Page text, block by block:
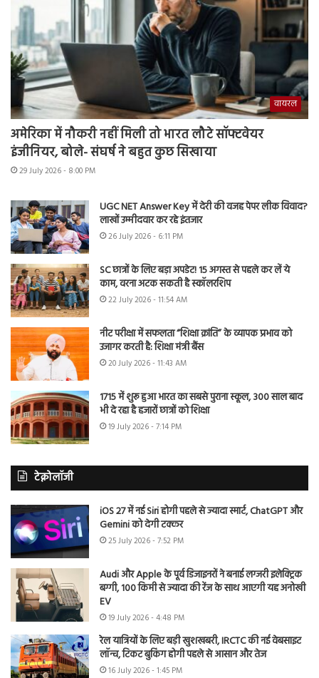
वायरल
अमेरिका में नौकरी नहीं मिली तो भारत लौटे सॉफ्टवेयर
इंजीनियर, बोले- संघर्ष ने बहुत कुछ सिखाया
29 July 2026 - 8:00 PM
UGC NET Answer Key में देरी की वजह पेपर लीक विवाद?
लाखों उम्मीदवार कर रहे इंतजार
26 July 2026 - 6:11 PM
SC छात्रों के लिए बड़ा अपडेट! 15 अगस्त से पहले कर लें ये
काम, वरना अटक सकती है स्कॉलरशिप
22 July 2026 - 11:54 AM
नीट परीक्षा में सफलता “शिक्षा क्रांति” के व्यापक प्रभाव को
उजागर करती है: शिक्षा मंत्री बैंस
20 July 2026 - 11:43 AM
1715 में शुरू हुआ भारत का सबसे पुराना स्कूल, 300 साल बाद
भी दे रहा है हजारों छात्रों को शिक्षा
19 July 2026 - 7:14 PM
टेक्नोलॉजी
iOS 27 में नई Siri होगी पहले से ज्यादा स्मार्ट, ChatGPT और
Gemini को देगी टक्कर
25 July 2026 - 7:52 PM
Audi और Apple के पूर्व डिजाइनरों ने बनाई लग्जरी इलेक्ट्रिक
बग्गी, 100 किमी से ज्यादा की रेंज के साथ आएगी यह अनोखी
EV
19 July 2026 - 4:48 PM
रेल यात्रियों के लिए बड़ी खुशखबरी, IRCTC की नई वेबसाइट
लॉन्च, टिकट बुकिंग होगी पहले से आसान और तेज
16 July 2026 - 1:45 PM